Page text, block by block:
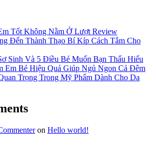
Tốt Không Nằm Ở Lượt Review
Đến Thành Thạo Bí Kíp Cách Tắm Cho
Sinh Và 5 Điều Bé Muốn Bạn Thấu Hiểu
Em Bé Hiệu Quả Giúp Ngủ Ngon Cả Đêm
Trọng Trong Mỹ Phẩm Dành Cho Da
on Hello world!